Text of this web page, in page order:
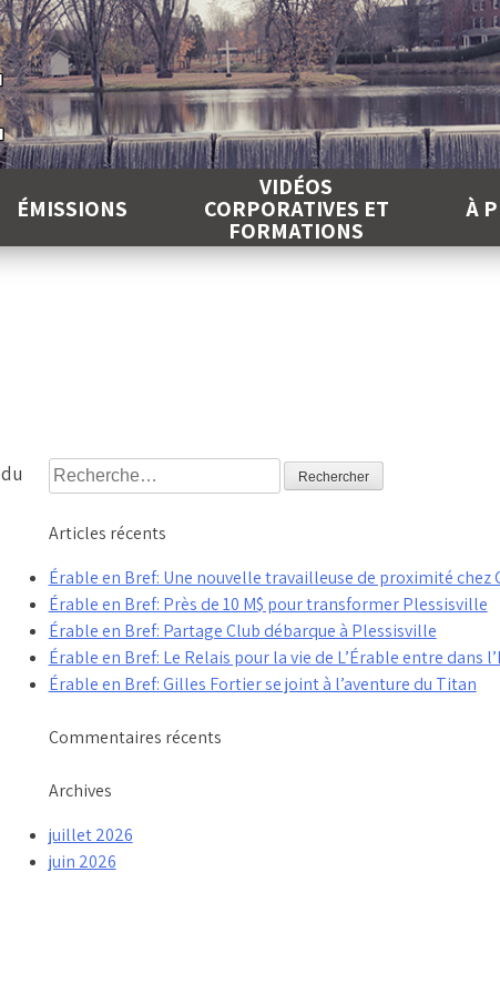
ÉMISSIONS
VIDÉOS
CORPORATIVES ET
FORMATIONS
À
Rechercher :
Articles récents
Érable en Bref: Une nouvelle travailleuse de proximité chez
Érable en Bref: Près de 10 M$ pour transformer Plessisville
Érable en Bref: Partage Club débarque à Plessisville
Érable en Bref: Le Relais pour la vie de L’Érable entre dans
Érable en Bref: Gilles Fortier se joint à l’aventure du Titan
Commentaires récents
Archives
juillet 2026
juin 2026